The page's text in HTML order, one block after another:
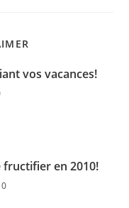
vos vacances!
fructifier en 2010!